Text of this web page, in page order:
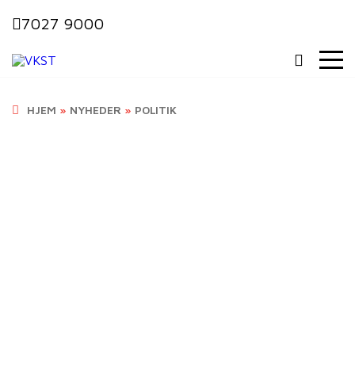
7027 9000
HJEM » NYHEDER » POLITIK